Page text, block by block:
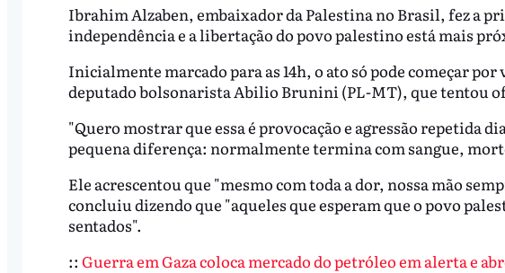
Ibrahim Alzaben, embaixador da Palestina no Brasil, fez a
independência e a libertação do povo palestino está mais
Inicialmente marcado para as 14h, o ato só pode começar
deputado bolsonarista Abilio Brunini (PL-MT), que tentou
"Quero mostrar que essa é provocação e agressão repetida
pequena diferença: normalmente termina com sangue,
Ele acrescentou que "mesmo com toda a dor, nossa mão
concluiu dizendo que "aqueles que esperam que o povo
sentados".
:: Guerra em Gaza coloca mercado do petróleo em alerta e